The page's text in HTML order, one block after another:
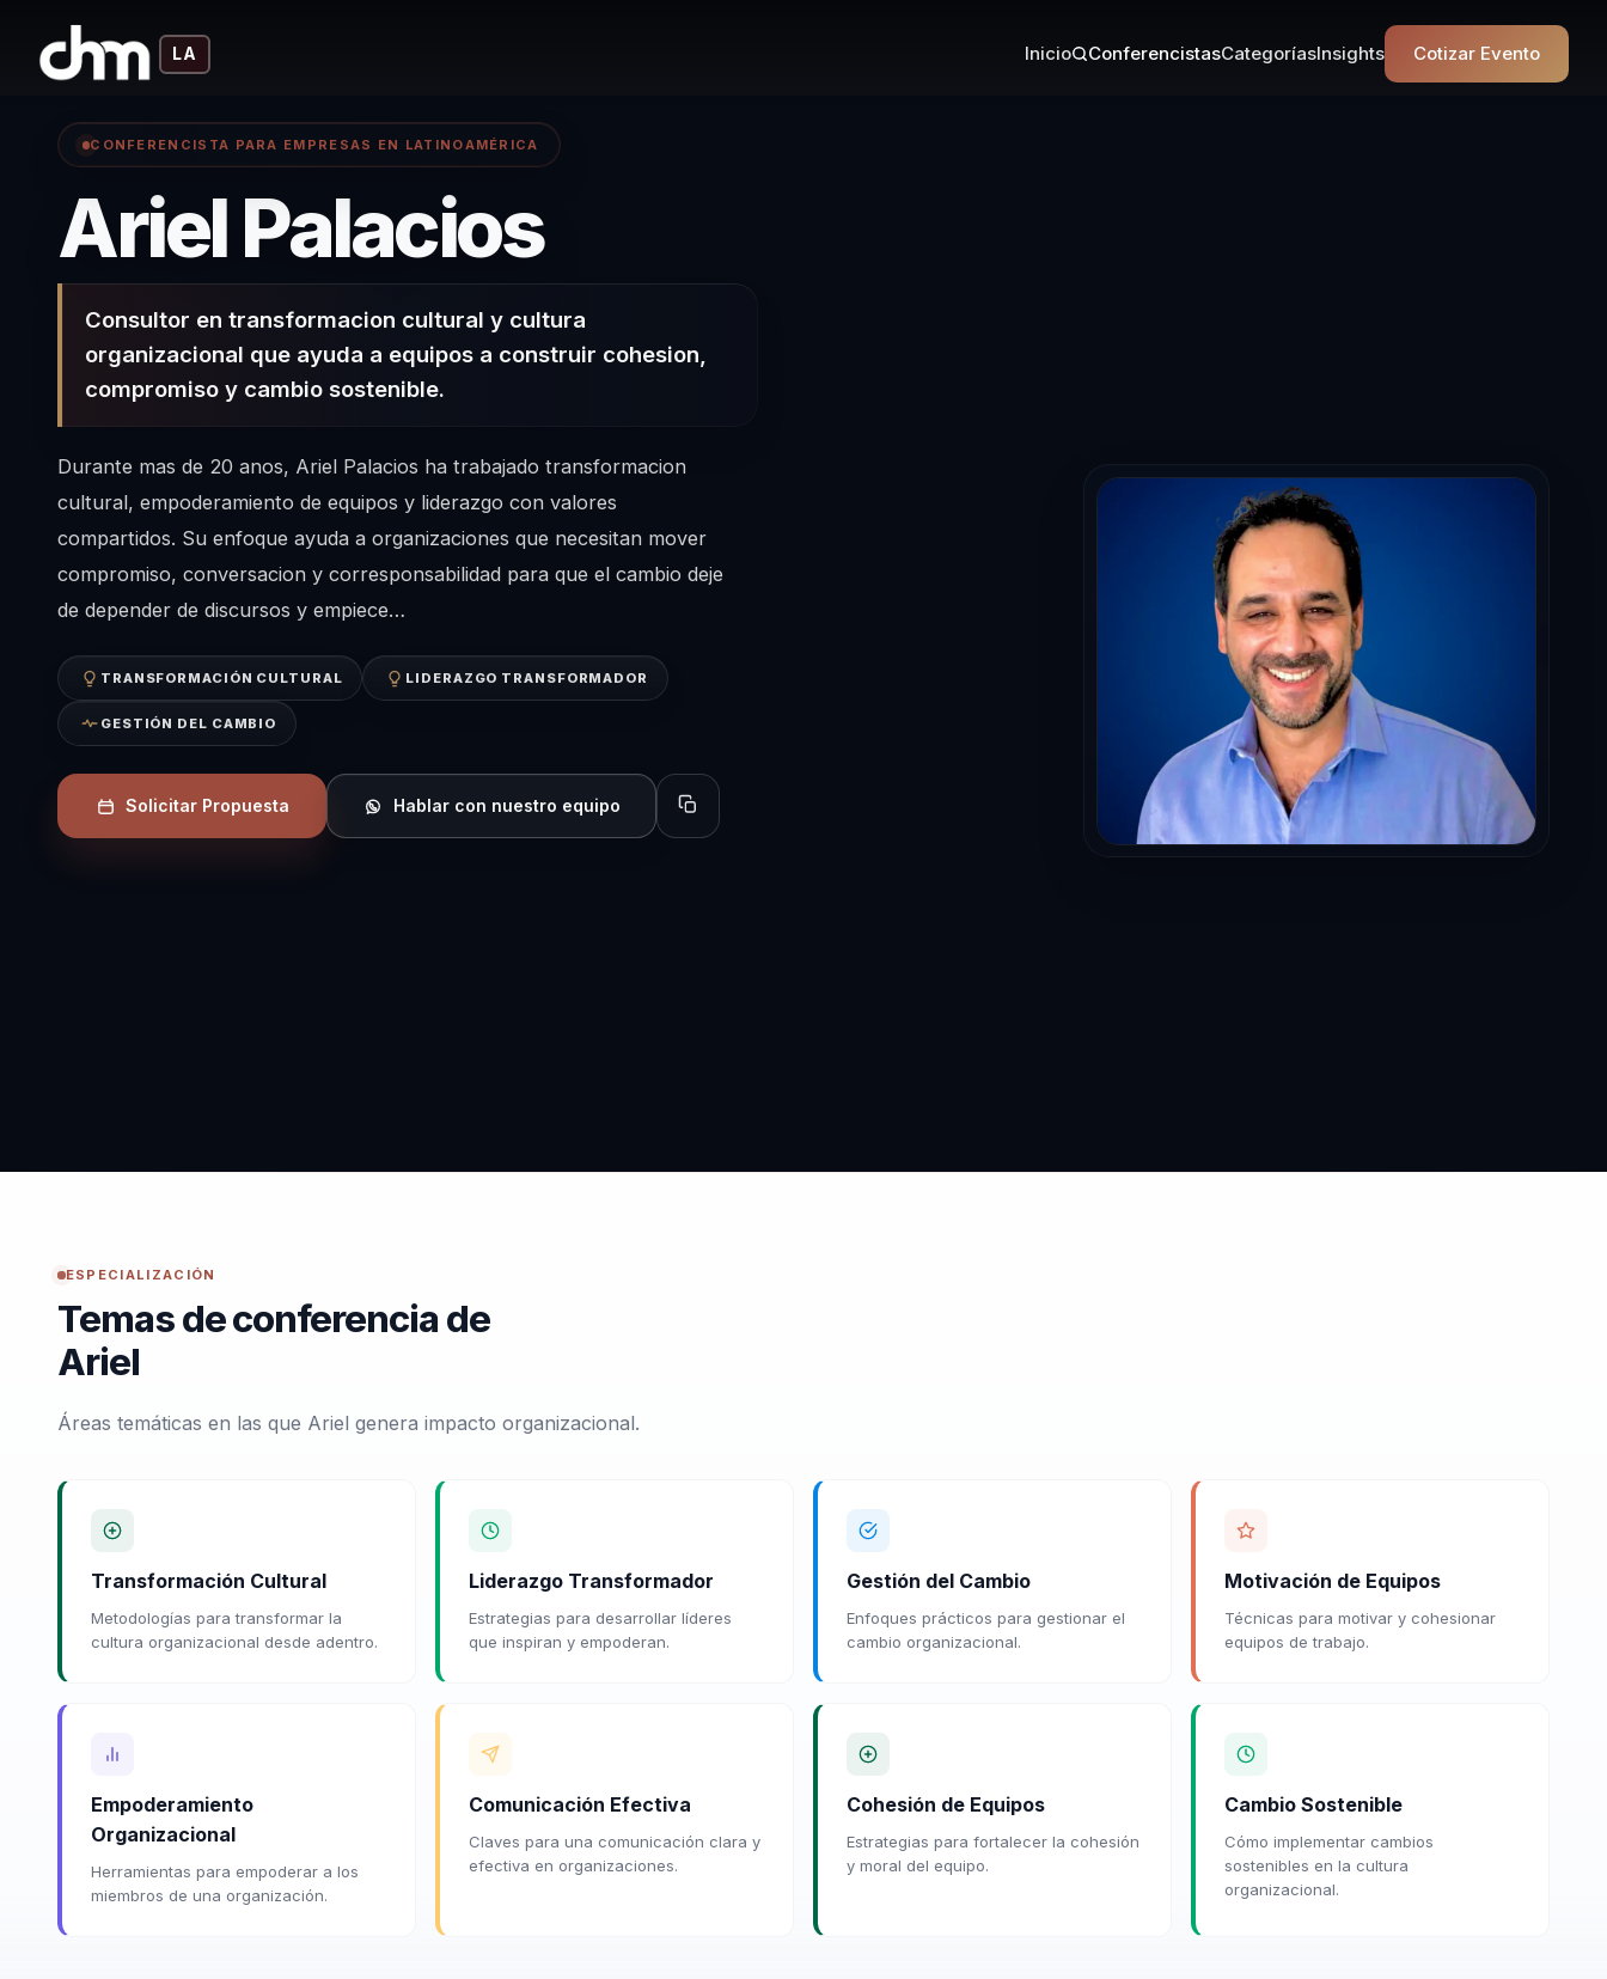
LA Inicio ConferencistasCategoríasInsights Cotizar Evento
CONFERENCISTA PARA EMPRESAS EN LATINOAMÉRICA
Ariel Palacios– Conferencista en
Consultor en transformacion cultural y cultura
organizacional que ayuda a equipos a construir cohesion,
compromiso y cambio sostenible.
Durante mas de 20 anos, Ariel Palacios ha trabajado transformacion
cultural, empoderamiento de equipos y liderazgo con valores
compartidos. Su enfoque ayuda a organizaciones que necesitan mover
compromiso, conversacion y corresponsabilidad para que el cambio deje
de depender de discursos y empiece…
TRANSFORMACIÓN CULTURAL LIDERAZGO TRANSFORMADOR
GESTIÓN DEL CAMBIO
Solicitar Propuesta Hablar con nuestro equipo Copiar perfil para compartir
ESPECIALIZACIÓN
Temas de conferencia de
Ariel
Áreas temáticas en las que Ariel genera impacto organizacional.
Transformación Cultural
Metodologías para transformar la
cultura organizacional desde adentro.
Liderazgo Transformador
Estrategias para desarrollar líderes
que inspiran y empoderan.
Gestión del Cambio
Enfoques prácticos para gestionar el
cambio organizacional.
Motivación de Equipos
Técnicas para motivar y cohesionar
equipos de trabajo.
Empoderamiento
Organizacional
Herramientas para empoderar a los
miembros de una organización.
Comunicación Efectiva
Claves para una comunicación clara y
efectiva en organizaciones.
Cohesión de Equipos
Estrategias para fortalecer la cohesión
y moral del equipo.
Cambio Sostenible
Cómo implementar cambios
sostenibles en la cultura
organizacional.